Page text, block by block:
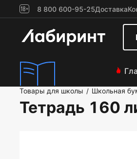
8 800 600-95-25Доставка
Товары для школы / Школьная
Тетрадь 160